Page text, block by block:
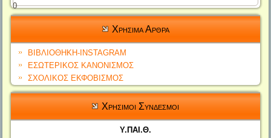
0
Χρησιμα Αρθρα
ΒΙΒΛΙΟΘΗΚΗ-INSTAGRAM
ΕΣΩΤΕΡΙΚΟΣ ΚΑΝΟΝΙΣΜΟΣ
ΣΧΟΛΙΚΟΣ ΕΚΦΟΒΙΣΜΟΣ
Χρησιμοι Συνδεσμοι
Υ.ΠΑΙ.Θ.